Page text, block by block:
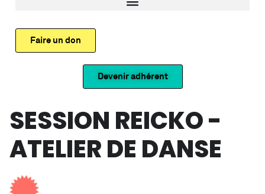
Faire un don
Devenir adhérent
SESSION REICKO -
ATELIER DE DANSE